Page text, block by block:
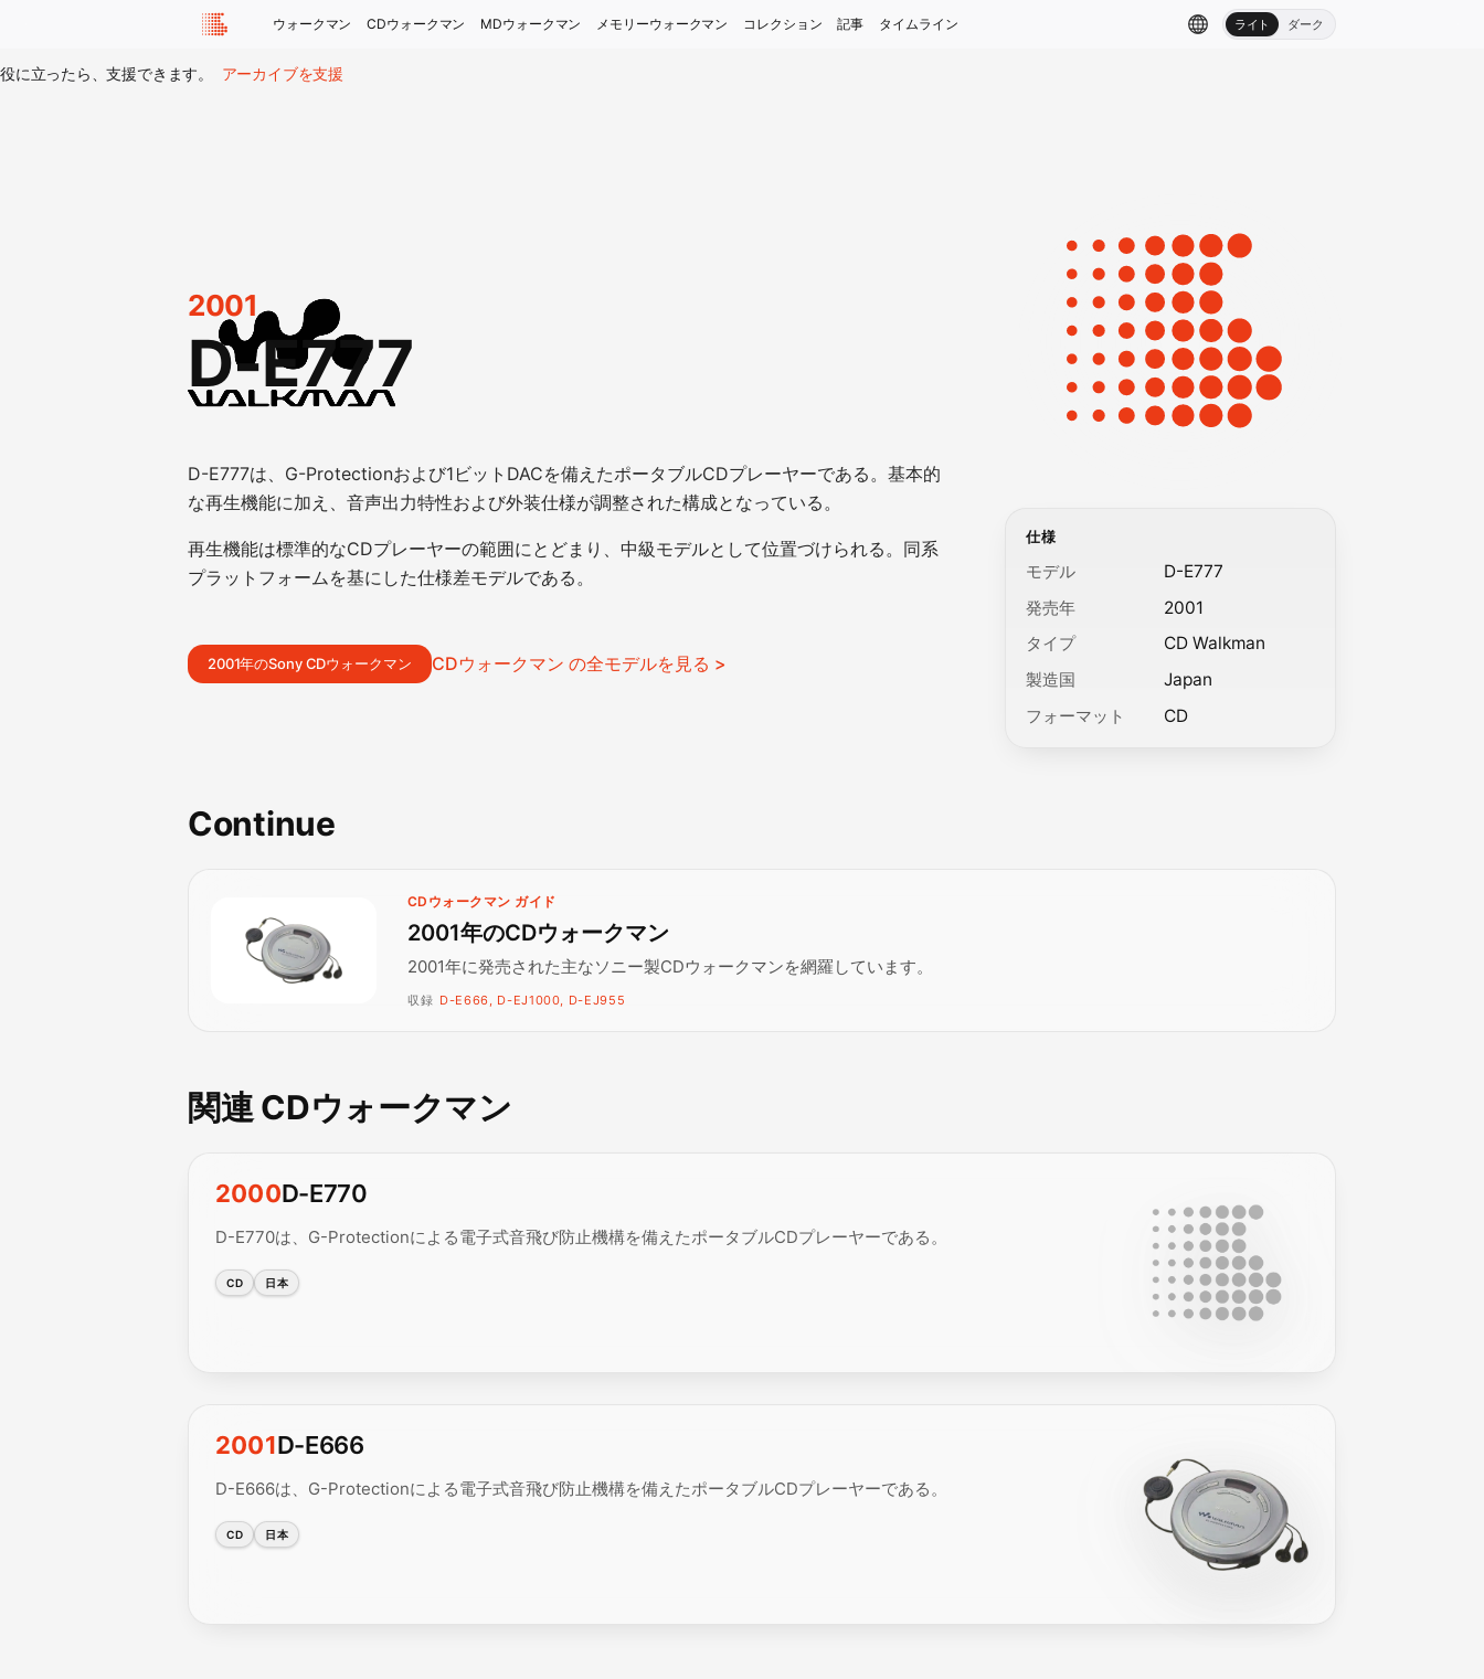
ウォークマン CDウォークマン MDウォークマン メモリーウォークマン コレクション 記事 タイムライン ライト ダーク
役に立ったら、支援できます。 アーカイブを支援
2001
D-E777
D-E777は、G-Protectionおよび1ビットDACを備えたポータブルCDプレーヤーである。基本的
な再生機能に加え、音声出力特性および外装仕様が調整された構成となっている。
再生機能は標準的なCDプレーヤーの範囲にとどまり、中級モデルとして位置づけられる。同系
プラットフォームを基にした仕様差モデルである。
2001年のSony CDウォークマン CDウォークマン の全モデルを見る >
仕様
モデル
D-E777
発売年
2001
タイプ
CD Walkman
製造国
Japan
フォーマット
CD
Continue
CDウォークマン ガイド
2001年のCDウォークマン
2001年に発売された主なソニー製CDウォークマンを網羅しています。
収録 D-E666, D-EJ1000, D-EJ955
関連 CDウォークマン
2000D-E770
D-E770は、G-Protectionによる電子式音飛び防止機構を備えたポータブルCDプレーヤーである。
CD 日本
2001D-E666
D-E666は、G-Protectionによる電子式音飛び防止機構を備えたポータブルCDプレーヤーである。
CD 日本